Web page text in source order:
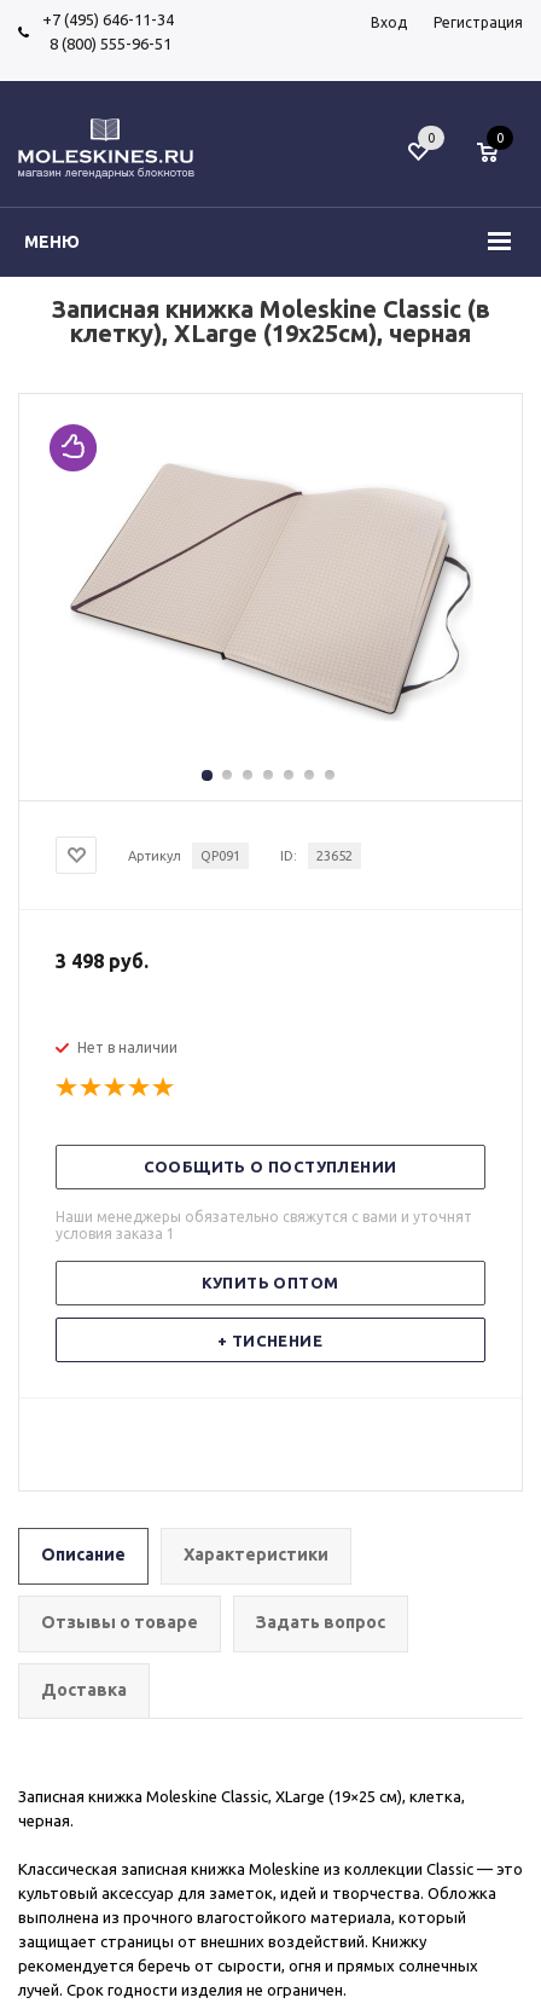
+7 (495) 646-11-34
8 (800) 555-96-51
Вход Регистрация
МЕНЮ
0 0
Записная книжка Moleskine Classic (в
клетку), XLarge (19х25см), черная
Артикул QP091 ID: 23652
3 498 руб.
Нет в наличии
СООБЩИТЬ О ПОСТУПЛЕНИИ
Наши менеджеры обязательно свяжутся с вами и уточнят
условия заказа 1
КУПИТЬ ОПТОМ
+ ТИСНЕНИЕ
Описание Характеристики
Отзывы о товаре Задать вопрос
Доставка
Записная книжка Moleskine Classic, XLarge (19×25 см), клетка,
черная.
Классическая записная книжка Moleskine из коллекции Classic — это
культовый аксессуар для заметок, идей и творчества. Обложка
выполнена из прочного влагостойкого материала, который
защищает страницы от внешних воздействий. Книжку
рекомендуется беречь от сырости, огня и прямых солнечных
лучей. Срок годности изделия не ограничен.